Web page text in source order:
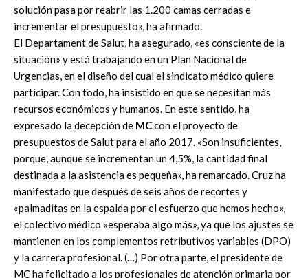
solución pasa por reabrir las 1.200 camas cerradas e
incrementar el presupuesto», ha afirmado.
El Departament de Salut, ha asegurado, «es consciente de la
situación» y está trabajando en un Plan Nacional de
Urgencias, en el diseño del cual el sindicato médico quiere
participar. Con todo, ha insistido en que se necesitan más
recursos económicos y humanos. En este sentido, ha
expresado la decepción de MCcon el proyecto de
presupuestos de Salut para el año 2017. «Son insuficientes,
porque, aunque se incrementan un 4,5%, la cantidad final
destinada a la asistencia es pequeña», ha remarcado. Cruz ha
manifestado que después de seis años de recortes y
«palmaditas en la espalda por el esfuerzo que hemos hecho»,
el colectivo médico «esperaba algo más», ya que los ajustes se
mantienen en los complementos retributivos variables (DPO)
y la carrera profesional. (…) Por otra parte, el presidente de
MC ha felicitado a los profesionales de atención primaria por